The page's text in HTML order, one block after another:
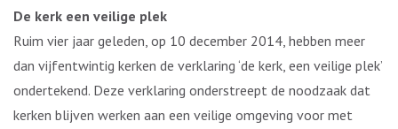
De kerk een veilige plek
Ruim vier jaar geleden, op 10 december 2014, hebben meer
dan vijfentwintig kerken de verklaring ‘de kerk, een veilige plek’
ondertekend. Deze verklaring onderstreept de noodzaak dat
kerken blijven werken aan een veilige omgeving voor met